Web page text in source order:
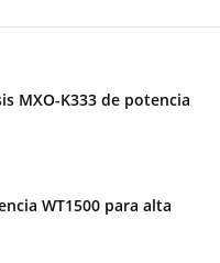
MXO-K333 de potencia
WT1500 para alta